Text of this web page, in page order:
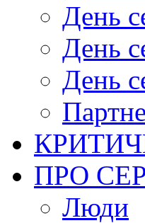
День
День
День
ПРО
Люди